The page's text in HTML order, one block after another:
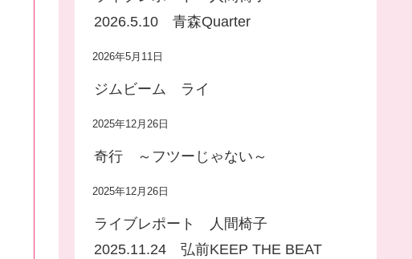
2026.5.10 青森Quarter
2026年5月11日
ジムビーム ライ
2025年12月26日
奇行 ～フツーじゃない～
2025年12月26日
ライブレポート 人間椅子
2025.11.24 弘前KEEP THE BEAT